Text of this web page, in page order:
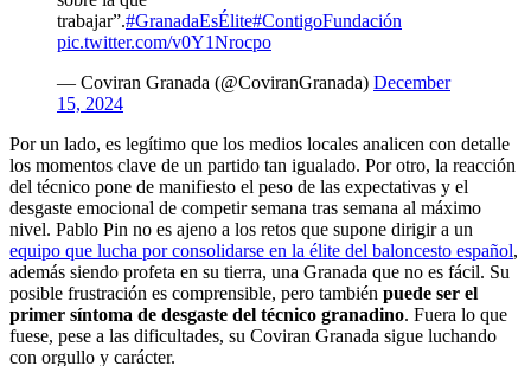
trabajar”.#GranadaEsÉlite#ContigoFundación
pic.twitter.com/v0Y1Nrocpo
— Coviran Granada (@CoviranGranada) December
15, 2024
Por un lado, es legítimo que los medios locales analicen con detalle
los momentos clave de un partido tan igualado. Por otro, la reacción
del técnico pone de manifiesto el peso de las expectativas y el
desgaste emocional de competir semana tras semana al máximo
nivel. Pablo Pin no es ajeno a los retos que supone dirigir a un
equipo que lucha por consolidarse en la élite del baloncesto español,
además siendo profeta en su tierra, una Granada que no es fácil. Su
posible frustración es comprensible, pero también puede ser el
primer síntoma de desgaste del técnico granadino. Fuera lo que
fuese, pese a las dificultades, su Coviran Granada sigue luchando
con orgullo y carácter.